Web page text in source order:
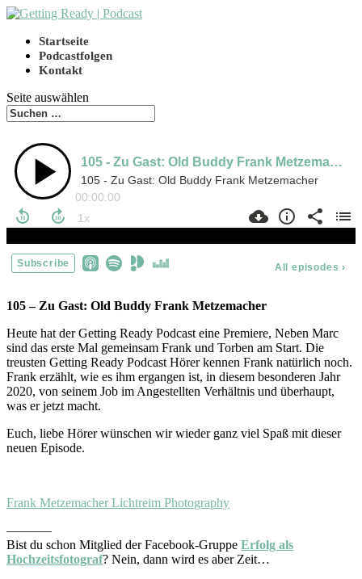
Startseite
Podcastfolgen
Kontakt
Seite auswählen
105 – Zu Gast: Old Buddy Frank Metzemacher
Heute hat der Getting Ready Podcast eine Premiere, Neben Marc
sind das erste Mal gemeinsam Frank und Torben am Start. Die
treusten Getting Ready Podcast Hörer kennen Frank natürlich noch.
Frank erzählt, wie es ihm ergangen ist, in diesem besonderen Jahr
2020, von seinem Job im Angestellten Verhältnis und überhaupt,
was er jetzt macht.
Euch, liebe Hörer wünschen wir wieder ganz viel Spaß mit dieser
neuen Episode.
Frank Metzemacher Lichtreim Photography
———–
Bist du schon Mitglied der Facebook-Gruppe Erfolg als
Hochzeitsfotograf? Nein, dann wird es aber Zeit…